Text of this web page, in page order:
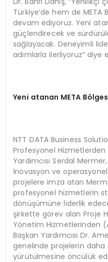
Türkiye’de hem de META
devam ediyoruz. Yeni
güçlendirecek ve
sağlayacak. Deneyimli
adımlarla ilerliyoruz” diye
Yeni atanan META Bö
NTT DATA Business
Profesyonel Hizmetlerden
Yardımcısı Serdal Mermer,
İnovasyon ve
projelere imza atan
profesyonel hizmetlerin
dönüşümüne liderlik
şirkette görev alan Proje
Yönetim Hizmetlerinden
Başkan Yardımcısı Dr.
genelinde projelerin
yürütülmesine öncülük